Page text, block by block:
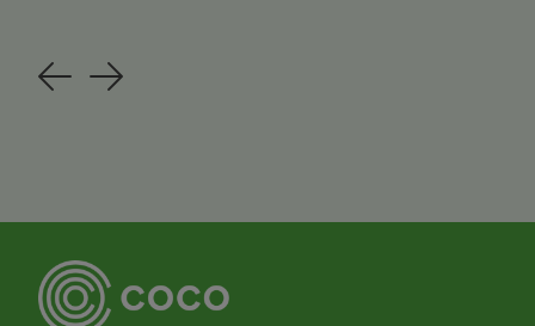
Previous
Next